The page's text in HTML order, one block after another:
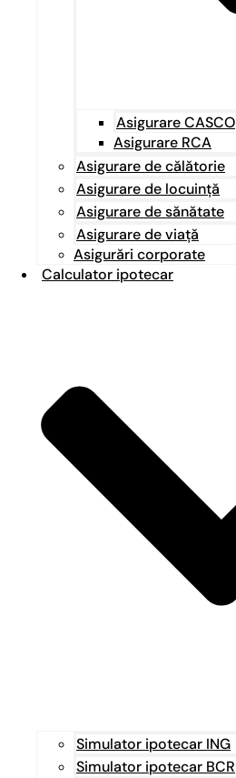
Asigurare CASCO
Asigurare RCA
Asigurare de călătorie
Asigurare de locuință
Asigurare de sănătate
Asigurare de viață
Asigurări corporate
Calculator ipotecar
Simulator ipotecar ING
Simulator ipotecar BCR